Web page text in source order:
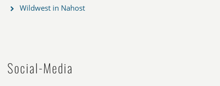
Wildwest in Nahost
Social-Media